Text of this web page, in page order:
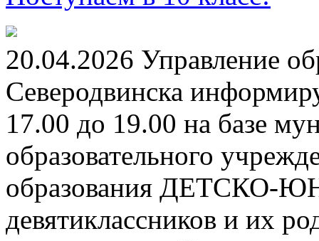
20.04.2026 Управление
Северодвинска
17.00 до 19.00 на базе
образовательного
образования
девятиклассников и их